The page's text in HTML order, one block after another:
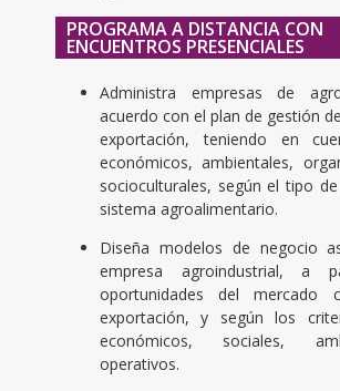
PROGRAMA A DISTANCIA CON
ENCUENTROS PRESENCIALES
Administra empresas de
acuerdo con el plan de gestión
exportación, teniendo en
económicos, ambientales,
socioculturales, según el tipo
sistema agroalimentario.
Diseña modelos de negocio
empresa agroindustrial, a
oportunidades del mercado
exportación, y según los
económicos, sociales,
operativos.